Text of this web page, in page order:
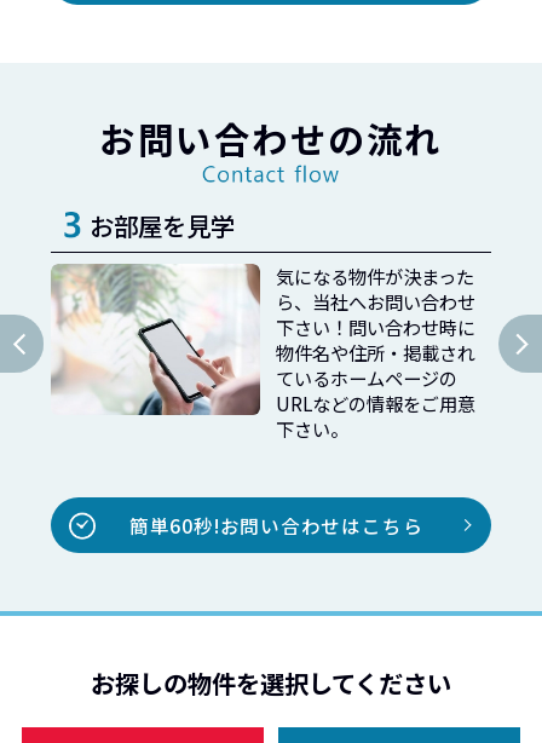
お問い合わせの流れ
に
れ
契約してお引渡し
お客様からお問い合わせ
いただいた情報をもと
に、弊社からご相談やお
打ち合わせのご提案をさ
せていただきます。もち
ろん、ご相談やお問い合
わせは無料です！お気軽
簡単60秒!お問い合わせはこちら
お探しの物件を選択してください